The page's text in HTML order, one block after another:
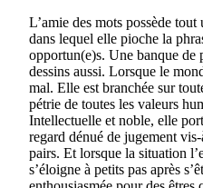
L’amie des mots possède
dans lequel elle pioche la
opportun(e)s. Une banque de
dessins aussi. Lorsque le
mal. Elle est branchée sur
pétrie de toutes les valeurs
Intellectuelle et noble, elle
regard dénué de jugement
pairs. Et lorsque la situation
s’éloigne à petits pas après